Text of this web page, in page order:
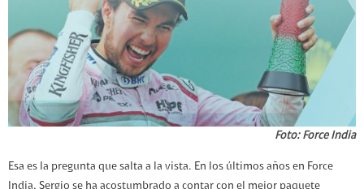
Foto: Force India
Esa es la pregunta que salta a la vista. En los últimos años en Force
India, Sergio se ha acostumbrado a contar con el mejor paquete